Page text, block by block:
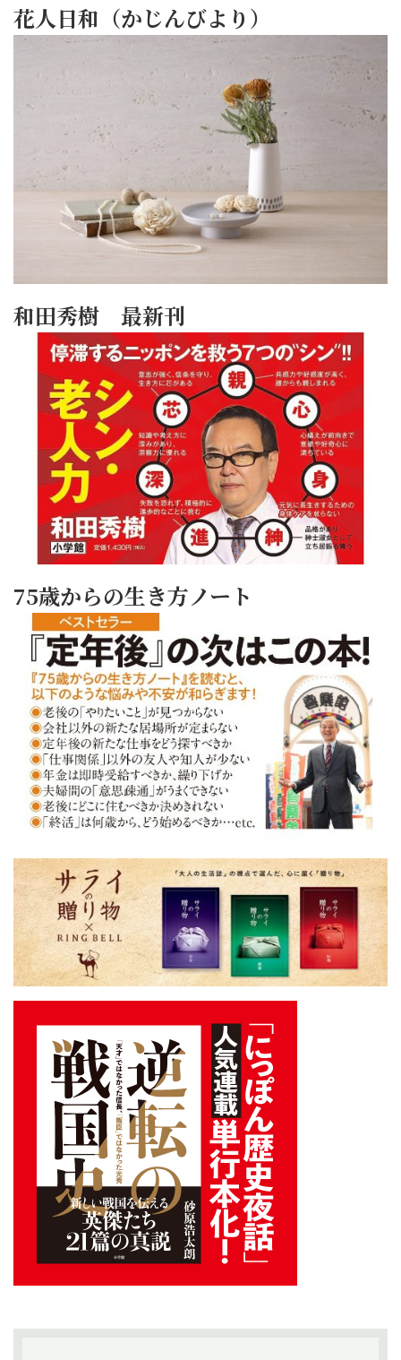
花人日和（かじんびより）
和田秀樹 最新刊
75歳からの生き方ノート